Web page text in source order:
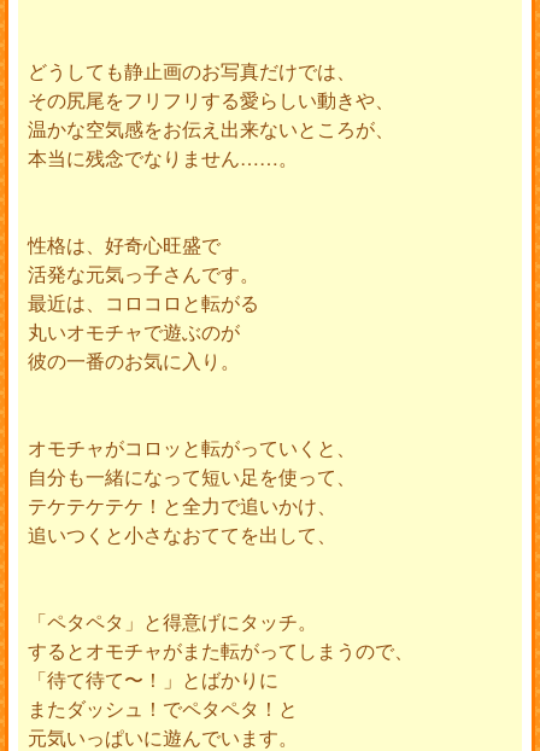
どうしても静止画のお写真だけでは、
その尻尾をフリフリする愛らしい動きや、
温かな空気感をお伝え出来ないところが、
本当に残念でなりません……。
性格は、好奇心旺盛で
活発な元気っ子さんです。
最近は、コロコロと転がる
丸いオモチャで遊ぶのが
彼の一番のお気に入り。
オモチャがコロッと転がっていくと、
自分も一緒になって短い足を使って、
テケテケテケ！と全力で追いかけ、
追いつくと小さなおててを出して、
「ペタペタ」と得意げにタッチ。
するとオモチャがまた転がってしまうので、
「待て待て〜！」とばかりに
またダッシュ！でペタペタ！と
元気いっぱいに遊んでいます。